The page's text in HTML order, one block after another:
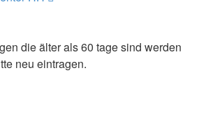
die älter als 60 tage sind werden
neu eintragen.